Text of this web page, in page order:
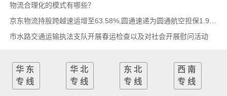
物流合理化的模式有哪些？
市水路交通运输执法支队开展春运检查以及对社会开展慰问活动
华东
专线
华北
专线
东北
专线
西南
专线